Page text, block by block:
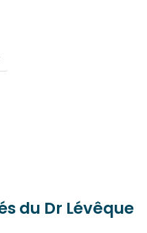
du Dr Lévêque